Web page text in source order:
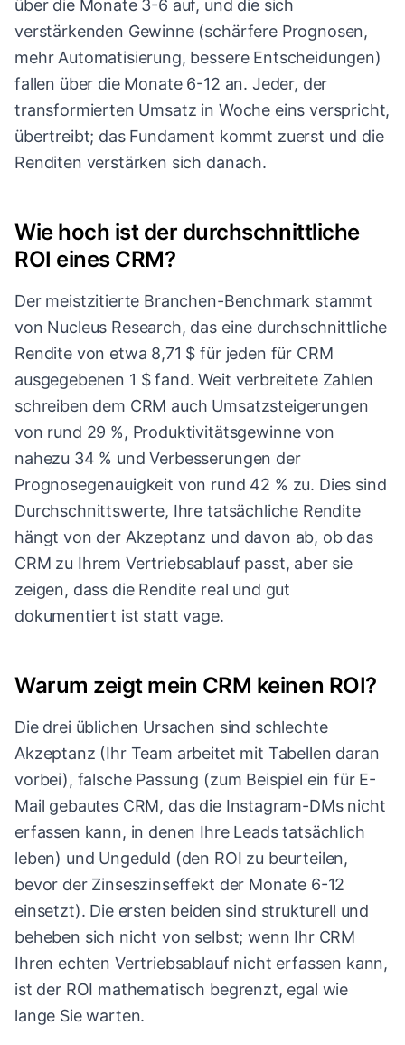
über die Monate 3-6 auf, und die sich
verstärkenden Gewinne (schärfere Prognosen,
mehr Automatisierung, bessere Entscheidungen)
fallen über die Monate 6-12 an. Jeder, der
transformierten Umsatz in Woche eins verspricht,
übertreibt; das Fundament kommt zuerst und die
Renditen verstärken sich danach.
Wie hoch ist der durchschnittliche
ROI eines CRM?
Der meistzitierte Branchen-Benchmark stammt
von Nucleus Research, das eine durchschnittliche
Rendite von etwa 8,71 $ für jeden für CRM
ausgegebenen 1 $ fand. Weit verbreitete Zahlen
schreiben dem CRM auch Umsatzsteigerungen
von rund 29 %, Produktivitätsgewinne von
nahezu 34 % und Verbesserungen der
Prognosegenauigkeit von rund 42 % zu. Dies sind
Durchschnittswerte, Ihre tatsächliche Rendite
hängt von der Akzeptanz und davon ab, ob das
CRM zu Ihrem Vertriebsablauf passt, aber sie
zeigen, dass die Rendite real und gut
dokumentiert ist statt vage.
Warum zeigt mein CRM keinen ROI?
Die drei üblichen Ursachen sind schlechte
Akzeptanz (Ihr Team arbeitet mit Tabellen daran
vorbei), falsche Passung (zum Beispiel ein für E-
Mail gebautes CRM, das die Instagram-DMs nicht
erfassen kann, in denen Ihre Leads tatsächlich
leben) und Ungeduld (den ROI zu beurteilen,
bevor der Zinseszinseffekt der Monate 6-12
einsetzt). Die ersten beiden sind strukturell und
beheben sich nicht von selbst; wenn Ihr CRM
Ihren echten Vertriebsablauf nicht erfassen kann,
ist der ROI mathematisch begrenzt, egal wie
lange Sie warten.